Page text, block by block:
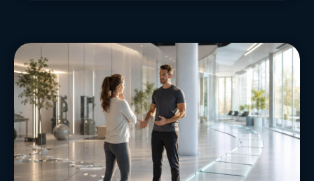
Смотреть все бесплатные темы
Запишитесь
на консультацию
Оставьте заявку и мы подробно
расскажем вам про курсы и ответим